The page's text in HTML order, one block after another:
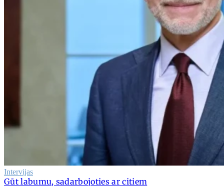
Intervijas
Gūt labumu, sadarbojoties ar citiem